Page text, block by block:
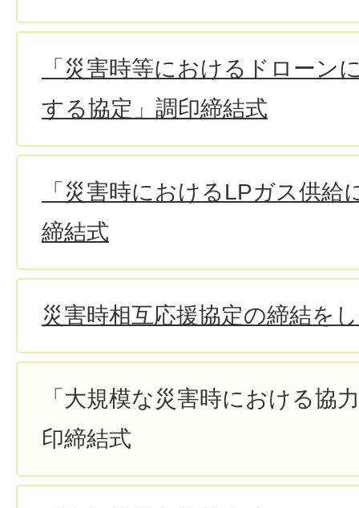
「災害時等におけるドローン
する協定」調印締結式
「災害時におけるLPガス供給
締結式
災害時相互応援協定の締結を
「大規模な災害時における協
印締結式